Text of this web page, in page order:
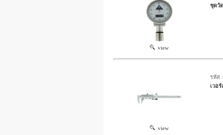
view
ชุดวั
view
รหัส
เวอร์